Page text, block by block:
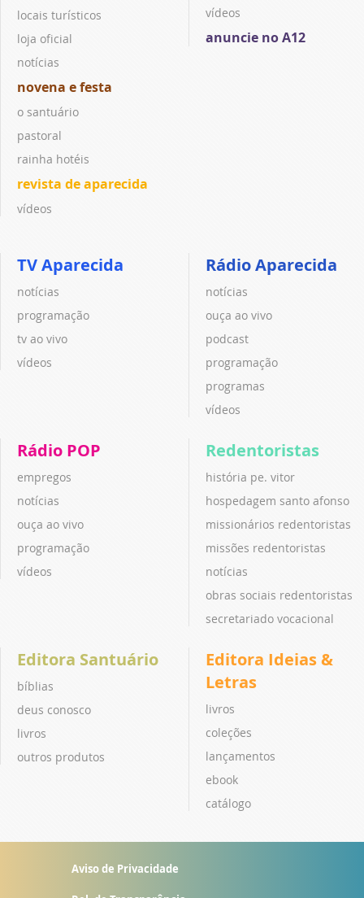
locais turísticos
loja oficial
notícias
novena e festa
o santuário
pastoral
rainha hotéis
revista de aparecida
vídeos
vídeos
anuncie no A12
TV Aparecida
notícias
programação
tv ao vivo
vídeos
Rádio Aparecida
notícias
ouça ao vivo
podcast
programação
programas
vídeos
Rádio POP
empregos
notícias
ouça ao vivo
programação
vídeos
Redentoristas
história pe. vitor
hospedagem santo afonso
missionários redentoristas
missões redentoristas
notícias
obras sociais redentoristas
secretariado vocacional
Editora Santuário
bíblias
deus conosco
livros
outros produtos
Editora Ideias &
Letras
livros
coleções
lançamentos
ebook
catálogo
Aviso de Privacidade